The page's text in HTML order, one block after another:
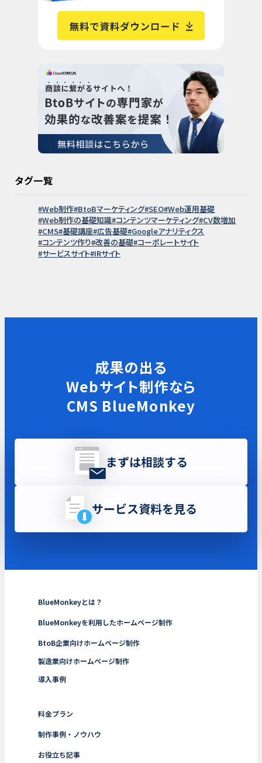
タグ一覧
Web制作 BtoBマーケティング SEO Web運用基礎
Web制作の基礎知識 コンテンツマーケティング CV数増加
CMS 基礎講座 広告基礎 Googleアナリティクス
コンテンツ作り 改善の基礎 コーポレートサイト
サービスサイト IRサイト
成果の出る
Webサイト制作なら
CMS BlueMonkey
まずは相談する
サービス資料を見る
BlueMonkeyとは？
BlueMonkeyを利用したホームページ制作
BtoB企業向けホームページ制作
製造業向けホームページ制作
導入事例
料金プラン
制作事例・ノウハウ
お役立ち記事